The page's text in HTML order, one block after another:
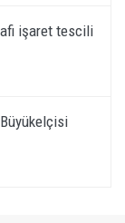
işaret tescili
Büyükelçisi